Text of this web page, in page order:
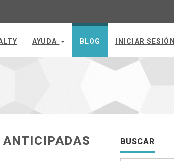
AYUDA BLOG INICIAR SESIÓN
BUSCAR